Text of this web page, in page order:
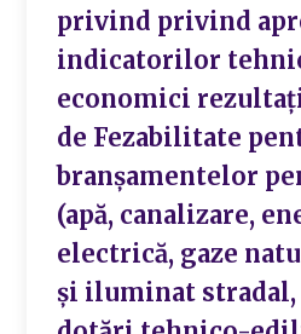
privind privind
indicatorilor
economici
de Fezabilitate
branșamentelor
(apă, canalizare,
electrică, gaze
și iluminat